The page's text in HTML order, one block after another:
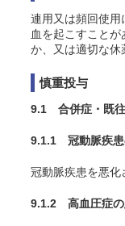
連用又は頻回使用
血を起こすこと
か、又は適切な休
慎重投与
9.1 合併症・既
9.1.1 冠動脈疾患
冠動脈疾患を悪化
9.1.2 高血圧症の